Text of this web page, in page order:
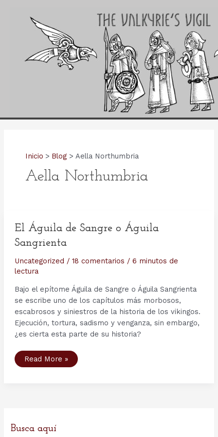
Inicio Blog Aella Northumbria
Aella Northumbria
El Águila de Sangre o Águila
Sangrienta
Uncategorized / 18 comentarios / 6 minutos de
lectura
Bajo el epítome Águila de Sangre o Águila Sangrienta
se escribe uno de los capítulos más morbosos,
escabrosos y siniestros de la historia de los vikingos.
Ejecución, tortura, sadismo y venganza, sin embargo,
¿es cierta esta parte de su historia?
El
Águila
Read More »
Busca aquí